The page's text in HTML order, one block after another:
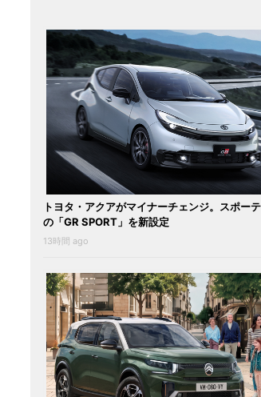
トヨタ・アクアがマイナーチェンジ。スポー
の「GR SPORT」を新設定
13時間 ago